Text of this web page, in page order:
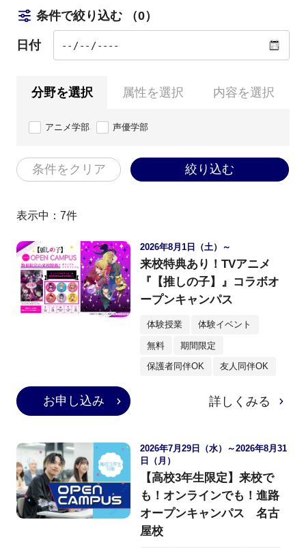
条件で絞り込む （0）
日付
分野を選択 属性を選択 内容を選択
アニメ学部 声優学部
条件をクリア 絞り込む
表示中： 7件
2026年8月1日（土）～
来校特典あり！TVアニメ
『【推しの子】』コラボオ
ープンキャンパス
体験授業 体験イベント
無料 期間限定
保護者同伴OK 友人同伴OK
お申し込み 詳しくみる
2026年7月29日（水）～2026年8月31
日（月）
【高校3年生限定】来校で
も！オンラインでも！進路
オープンキャンパス 名古
屋校